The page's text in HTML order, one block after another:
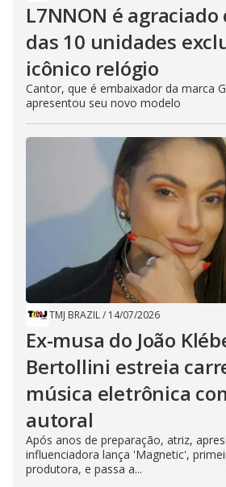
L7NNON é
das 10 unidades
icônico relógio
Cantor, que é embaixador da marca
apresentou seu novo modelo
TMJ BRAZIL/ 14/07/2026
Ex-musa do João
Bertollini estreia
música eletrônica
autoral
Após anos de preparação, atriz,
influenciadora lança 'Magnetic',
produtora, e passa a...